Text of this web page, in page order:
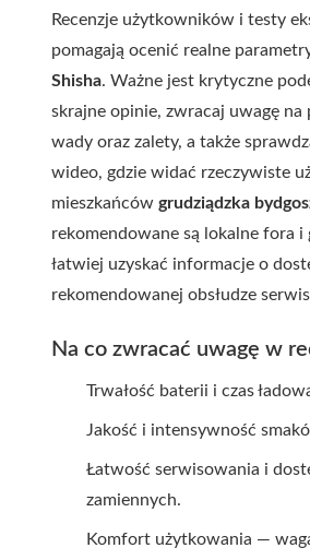
Recenzje użytkowników i testy
pomagają ocenić realne
Shisha. Ważne jest krytyczne
skrajne opinie, zwracaj uwagę na
wady oraz zalety, a także
wideo, gdzie widać rzeczywiste
mieszkańców grudziądzka
rekomendowane są lokalne fora
łatwiej uzyskać informacje o
rekomendowanej obsłudze
Na co zwracać uwagę w
Trwałość baterii i czas
Jakość i intensywność
Łatwość serwisowania i
zamiennych.
Komfort użytkowania —